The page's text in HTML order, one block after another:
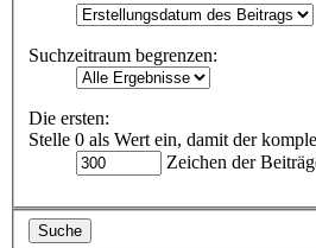
Suchzeitraum begrenzen:
Die ersten:
Stelle 0 als Wert ein, damit der
Zeichen der